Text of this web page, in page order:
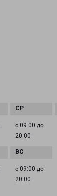
с 09:00 до
20:00
с 09:00 до
20:00